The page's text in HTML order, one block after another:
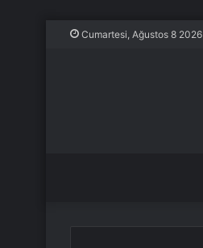
Cumartesi, Ağustos 8 2026